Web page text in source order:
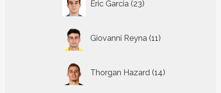
Eric Garcia 23
producten
Giovanni Reyna 11
producten
Thorgan Hazard 14
producten